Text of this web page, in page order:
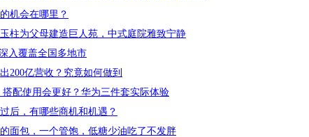
机会在哪里？
柱为父母建造巨人苑，中式庭院雅致宁静
入覆盖全国多地市
200亿营收？究竟如何做到
搭配使用会更好？华为三件套实际体验
后，有哪些商机和机遇？
面包，一个管饱，低糖少油吃了不发胖